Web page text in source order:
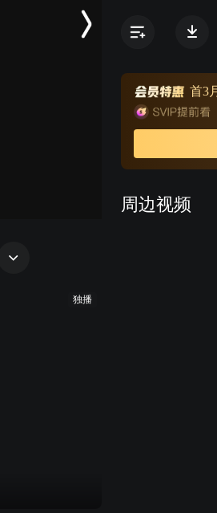
象莎车国王子沙耶
隙却将白牧礼带回
痕迹。
首3
周边视频
独播